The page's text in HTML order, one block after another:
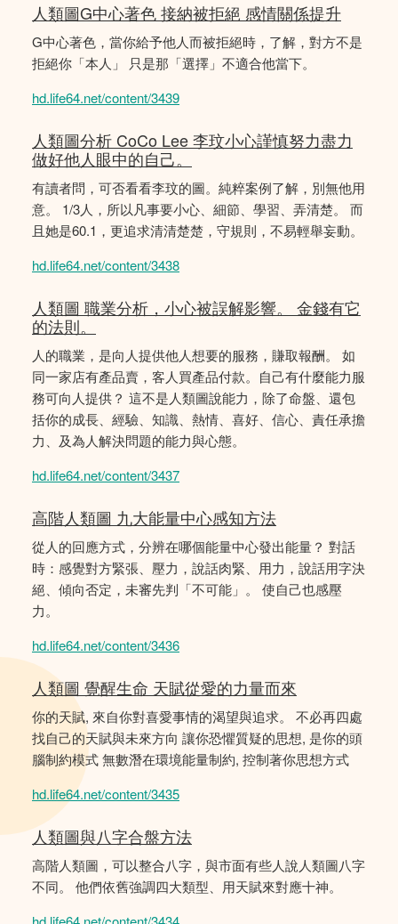
人類圖G中心著色 接納被拒絕 感情關係提升
G中心著色，當你給予他人而被拒絕時，了解，對方不是
拒絕你「本人」 只是那「選擇」不適合他當下。
hd.life64.net/content/3439
人類圖分析 CoCo Lee 李玟小心謹慎努力盡力
做好他人眼中的自己。
有讀者問，可否看看李玟的圖。純粹案例了解，別無他用
意。 1/3人，所以凡事要小心、細節、學習、弄清楚。 而
且她是60.1，更追求清清楚楚，守規則，不易輕舉妄動。
hd.life64.net/content/3438
人類圖 職業分析，小心被誤解影響。 金錢有它
的法則。
人的職業，是向人提供他人想要的服務，賺取報酬。 如
同一家店有產品賣，客人買產品付款。自己有什麼能力服
務可向人提供？ 這不是人類圖說能力，除了命盤、還包
括你的成長、經驗、知識、熱情、喜好、信心、責任承擔
力、及為人解決問題的能力與心態。
hd.life64.net/content/3437
高階人類圖 九大能量中心感知方法
從人的回應方式，分辨在哪個能量中心發出能量？ 對話
時：感覺對方緊張、壓力，說話肉緊、用力，說話用字決
絕、傾向否定，未審先判「不可能」。 使自己也感壓
力。
hd.life64.net/content/3436
人類圖 覺醒生命 天賦從愛的力量而來
你的天賦, 來自你對喜愛事情的渴望與追求。 不必再四處
找自己的天賦與未來方向 讓你恐懼質疑的思想, 是你的頭
腦制約模式 無數潛在環境能量制約, 控制著你思想方式
hd.life64.net/content/3435
人類圖與八字合盤方法
高階人類圖，可以整合八字，與市面有些人說人類圖八字
不同。 他們依舊強調四大類型、用天賦來對應十神。